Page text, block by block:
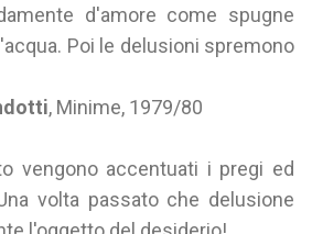
d'amore come spugne
Poi le delusioni spremono
, Minime, 1979/80
vengono accentuati i pregi ed
volta passato che delusione